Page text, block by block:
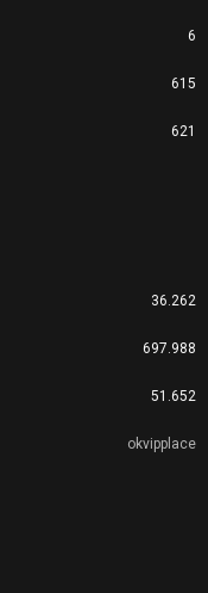
6
615
621
36.262
697.988
51.652
okvipplace